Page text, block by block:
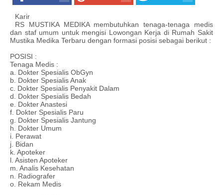
SPO
Karir
RS MUSTIKA MEDIKA membutuhkan tenaga-tenaga medis
dan staf umum untuk mengisi Lowongan Kerja di Rumah Sakit
Mustika Medika Terbaru dengan formasi posisi sebagai berikut :
POSISI :
Tenaga Medis :
a. Dokter Spesialis ObGyn
b. Dokter Spesialis Anak
c. Dokter Spesialis Penyakit Dalam
d. Dokter Spesialis Bedah
e. Dokter Anastesi
f. Dokter Spesialis Paru
g. Dokter Spesialis Jantung
h. Dokter Umum
i. Perawat
j. Bidan
k. Apoteker
l. Asisten Apoteker
m. Analis Kesehatan
n. Radiografer
o. Rekam Medis